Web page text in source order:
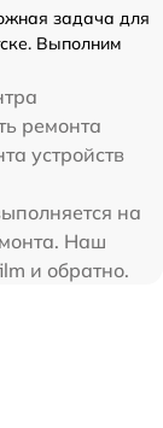
задача для
Выполним
ремонта
устройств
на
Наш
и обратно.